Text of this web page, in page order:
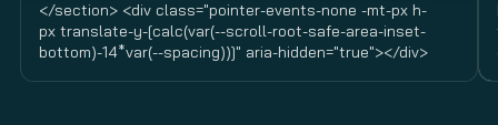
</section> <div class="pointer-events-none -mt-px h-
px translate-y-[calc(var(--scroll-root-safe-area-inset-
bottom)-14*var(--spacing))]" aria-hidden="true"></div>